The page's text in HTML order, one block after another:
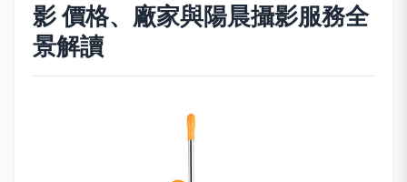
影 價格、廠家與陽晨攝影服務全
景解讀